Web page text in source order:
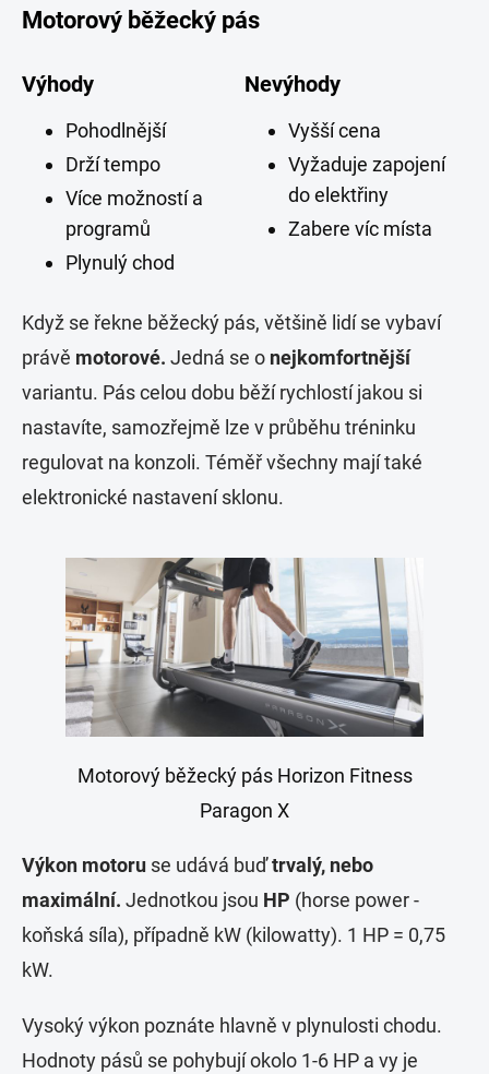
Motorový běžecký pás
Výhody
Pohodlnější
Drží tempo
Více možností a
programů
Plynulý chod
Nevýhody
Vyšší cena
Vyžaduje zapojení
do elektřiny
Zabere víc místa
Když se řekne běžecký pás, většině lidí se vybaví
právě motorové. Jedná se o nejkomfortnější
variantu. Pás celou dobu běží rychlostí jakou si
nastavíte, samozřejmě lze v průběhu tréninku
regulovat na konzoli. Téměř všechny mají také
elektronické nastavení sklonu.
Motorový běžecký pás Horizon Fitness
Paragon X
Výkon motoru se udává buďtrvalý, nebo
maximální. Jednotkou jsou HP (horse power -
koňská síla), případně kW (kilowatty). 1 HP = 0,75
kW.
Vysoký výkon poznáte hlavně v plynulosti chodu.
Hodnoty pásů se pohybují okolo 1-6 HP a vy je